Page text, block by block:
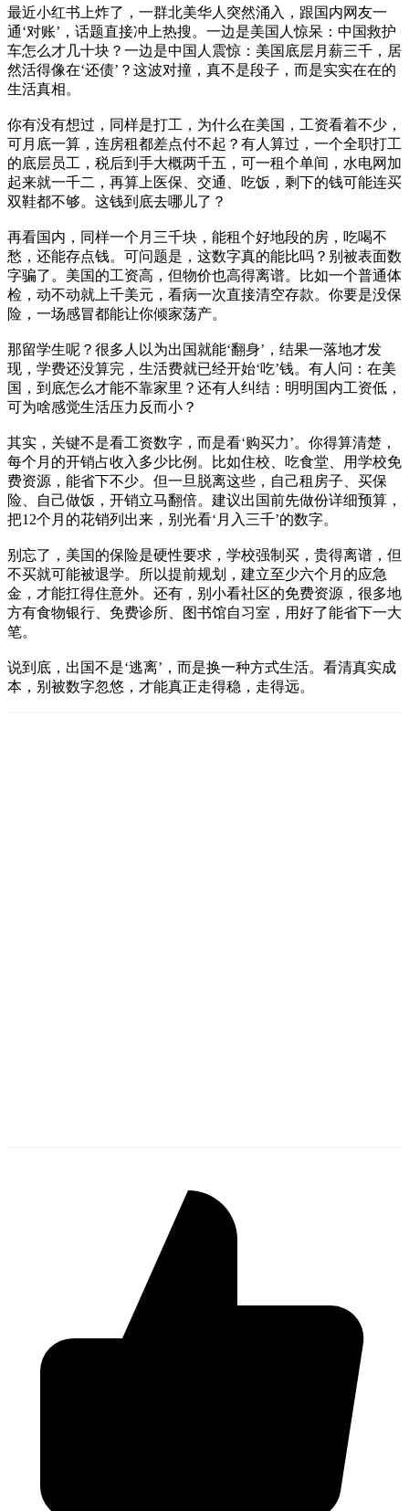
最近小红书上炸了，一群北美华人突然涌入，跟国内网友一
通‘对账’，话题直接冲上热搜。一边是美国人惊呆：中国救护
车怎么才几十块？一边是中国人震惊：美国底层月薪三千，居
然活得像在‘还债’？这波对撞，真不是段子，而是实实在在的
生活真相。
你有没有想过，同样是打工，为什么在美国，工资看着不少，
可月底一算，连房租都差点付不起？有人算过，一个全职打工
的底层员工，税后到手大概两千五，可一租个单间，水电网加
起来就一千二，再算上医保、交通、吃饭，剩下的钱可能连买
双鞋都不够。这钱到底去哪儿了？
再看国内，同样一个月三千块，能租个好地段的房，吃喝不
愁，还能存点钱。可问题是，这数字真的能比吗？别被表面数
字骗了。美国的工资高，但物价也高得离谱。比如一个普通体
检，动不动就上千美元，看病一次直接清空存款。你要是没保
险，一场感冒都能让你倾家荡产。
那留学生呢？很多人以为出国就能‘翻身’，结果一落地才发
现，学费还没算完，生活费就已经开始‘吃’钱。有人问：在美
国，到底怎么才能不靠家里？还有人纠结：明明国内工资低，
可为啥感觉生活压力反而小？
其实，关键不是看工资数字，而是看‘购买力’。你得算清楚，
每个月的开销占收入多少比例。比如住校、吃食堂、用学校免
费资源，能省下不少。但一旦脱离这些，自己租房子、买保
险、自己做饭，开销立马翻倍。建议出国前先做份详细预算，
把12个月的花销列出来，别光看‘月入三千’的数字。
别忘了，美国的保险是硬性要求，学校强制买，贵得离谱，但
不买就可能被退学。所以提前规划，建立至少六个月的应急
金，才能扛得住意外。还有，别小看社区的免费资源，很多地
方有食物银行、免费诊所、图书馆自习室，用好了能省下一大
笔。
说到底，出国不是‘逃离’，而是换一种方式生活。看清真实成
本，别被数字忽悠，才能真正走得稳，走得远。